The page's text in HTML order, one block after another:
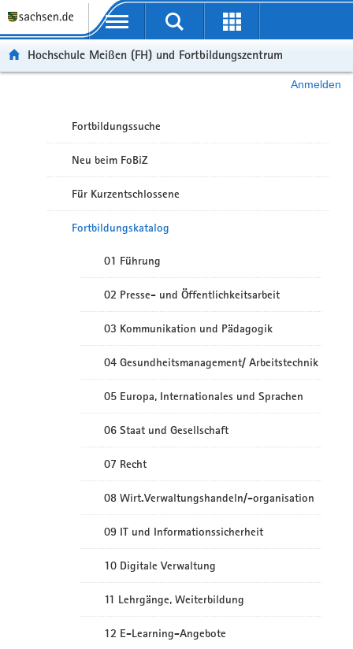
Portalübergreifende Navigation
Hochschule Meißen (FH) und Fortbildungszentrum
Anmelden
Fortbildungssuche
Neu beim FoBiZ
Für Kurzentschlossene
Fortbildungskatalog
01 Führung
02 Presse- und Öffentlichkeitsarbeit
03 Kommunikation und Pädagogik
04 Gesundheitsmanagement/ Arbeitstechnik
05 Europa, Internationales und Sprachen
06 Staat und Gesellschaft
07 Recht
08 Wirt.Verwaltungshandeln/-organisation
09 IT und Informationssicherheit
10 Digitale Verwaltung
11 Lehrgänge, Weiterbildung
12 E-Learning-Angebote